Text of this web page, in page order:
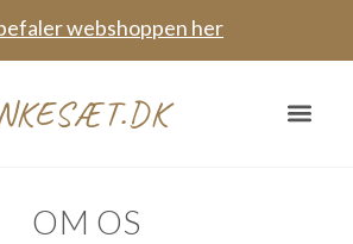
webshoppen her
OM OS